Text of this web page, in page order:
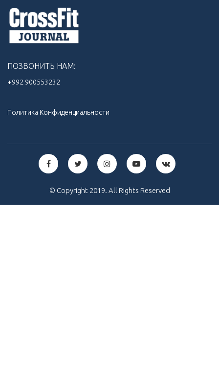
ПОЗВОНИТЬ НАМ:
+992 900553232‬
Политика Конфиденциальности
© Copyright 2019. All Rights Reserved